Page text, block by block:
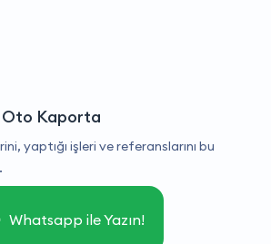
Kaporta
yaptığı işleri ve referanslarını bu
Whatsapp ile Yazın!